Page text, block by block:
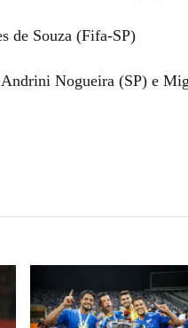
de Souza (Fifa-SP)
Nogueira (SP) e